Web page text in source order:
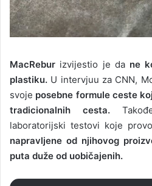
MacRebur izvijestio je da ne
plastiku. U intervjuu za CNN,
svoje posebne formule ceste
tradicionalnih cesta.
laboratorijski testovi koje
napravljene od njihovog
puta duže od uobičajenih.